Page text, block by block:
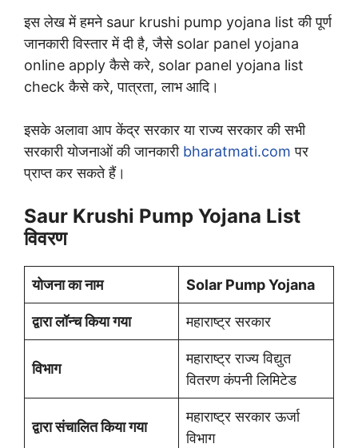
इस लेख में हमने saur krushi pump yojana list की पूर्ण
जानकारी विस्तार में दी है, जैसे solar panel yojana
online apply कैसे करे, solar panel yojana list
check कैसे करे, पात्रता, लाभ आदि।
इसके अलावा आप केंद्र सरकार या राज्य सरकार की सभी
सरकारी योजनाओं की जानकारी bharatmati.com पर
प्राप्त कर सकते हैं।
Saur Krushi Pump Yojana List
विवरण
योजना का नाम Solar Pump Yojana
द्वारा लॉन्च किया गया महाराष्ट्र सरकार
विभाग
महाराष्ट्र राज्य विद्युत
वितरण कंपनी लिमिटेड
द्वारा संचालित किया गया
महाराष्ट्र सरकार ऊर्जा
विभाग